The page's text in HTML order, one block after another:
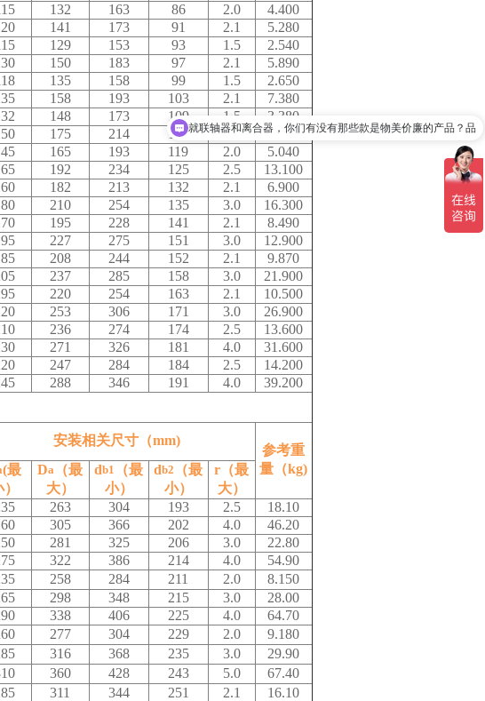
132 163 86 2.0
4.400
141 173 91 2.1
5.280
129 153 93 1.5
2.540
150 183 97 2.1
5.890
135 158 99 1.5
2.650
158 193 103 2.1
7.380
148 173 109 1.5
3.380
175 214 112 2.5
10.000
165 193 119 2.0
5.040
192 234 125 2.5
13.100
182 213 132 2.1
6.900
210 254 135 3.0
16.300
195 228 141 2.1
8.490
227 275 151 3.0
12.900
208 244 152 2.1
9.870
237 285 158 3.0
21.900
220 254 163 2.1
10.500
253 306 171 3.0
26.900
236 274 174 2.5
13.600
271 326 181 4.0
31.600
247 284 184 2.5
14.200
288 346 191 4.0
39.200
安装相关尺寸（mm)
参考重
量（kg)
(最
Da （最
大）
db1
（最
小）
db2
（最
小）
r（最
大）
263 304 193 2.5
18.10
305 366 202 4.0
46.20
281 325 206 3.0
22.80
322 386 214 4.0
54.90
258 284 211 2.0
8.150
298 348 215 3.0
28.00
338 406 225 4.0
64.70
277 304 229 2.0
9.180
316 368 235 3.0
29.90
360 428 243 5.0
67.40
311 344 251 2.1
16.10
就联轴器和离合器，你们有没有那些款是物美价廉的产品？品
迈动是一个10多年的品牌，质保？技术和性价有保障？？